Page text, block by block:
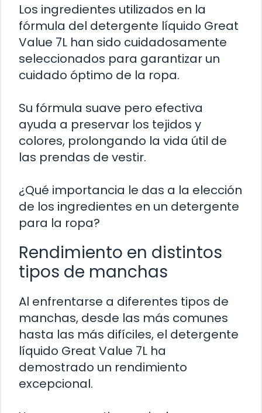
Los ingredientes utilizados en la
fórmula del detergente líquido Great
Value 7L han sido cuidadosamente
seleccionados para garantizar un
cuidado óptimo de la ropa.
Su fórmula suave pero efectiva
ayuda a preservar los tejidos y
colores, prolongando la vida útil de
las prendas de vestir.
¿Qué importancia le das a la elección
de los ingredientes en un detergente
para la ropa?
Rendimiento en distintos
tipos de manchas
Al enfrentarse a diferentes tipos de
manchas, desde las más comunes
hasta las más difíciles, el detergente
líquido Great Value 7L ha
demostrado un rendimiento
excepcional.